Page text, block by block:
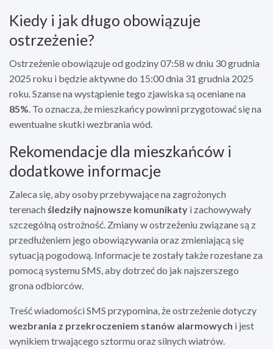
Kiedy i jak długo obowiązuje
ostrzeżenie?
Ostrzeżenie obowiązuje od godziny 07:58 w dniu 30 grudnia
2025 roku i będzie aktywne do 15:00 dnia 31 grudnia 2025
roku. Szanse na wystąpienie tego zjawiska są oceniane na
85%. To oznacza, że mieszkańcy powinni przygotować się na
ewentualne skutki wezbrania wód.
Rekomendacje dla mieszkańców i
dodatkowe informacje
Zaleca się, aby osoby przebywające na zagrożonych
terenachśledziły najnowsze komunikaty i zachowywały
szczególną ostrożność. Zmiany w ostrzeżeniu związane są z
przedłużeniem jego obowiązywania oraz zmieniającą się
sytuacją pogodową. Informacje te zostały także rozesłane za
pomocą systemu SMS, aby dotrzeć do jak najszerszego
grona odbiorców.
Treść wiadomości SMS przypomina, że ostrzeżenie dotyczy
wezbrania z przekroczeniem stanów alarmowych i jest
wynikiem trwającego sztormu oraz silnych wiatrów.